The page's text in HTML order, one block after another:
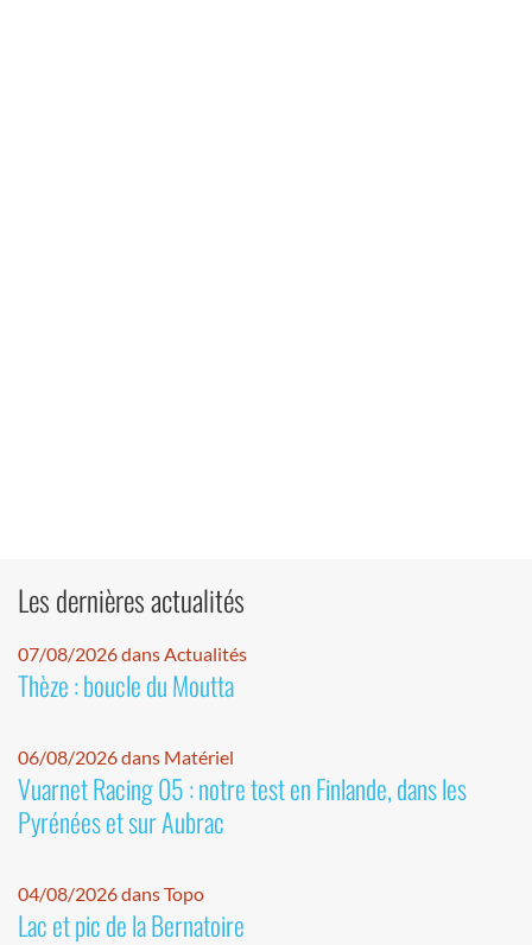
Les dernières actualités
07/08/2026 dans Actualités
Thèze : boucle du Moutta
06/08/2026 dans Matériel
Vuarnet Racing 05 : notre test en Finlande, dans les
Pyrénées et sur Aubrac
04/08/2026 dans Topo
Lac et pic de la Bernatoire